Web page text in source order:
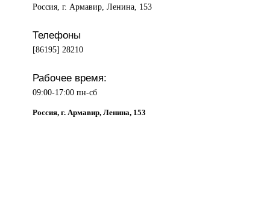
Россия, г. Армавир, Ленина, 153
Телефоны
[86195] 28210
Рабочее время:
09:00-17:00 пн-сб
Россия, г. Армавир, Ленина, 153